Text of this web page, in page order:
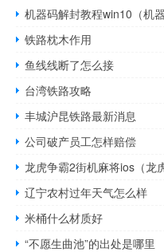
机器码解封教程win10（机器
铁路枕木作用
鱼线线断了怎么接
台湾铁路攻略
丰城沪昆铁路最新消息
公司破产员工怎样赔偿
龙虎争霸2街机麻将ios（龙
辽宁农村过年天气怎么样
米桶什么材质好
“不愿生曲池”的出处是哪里